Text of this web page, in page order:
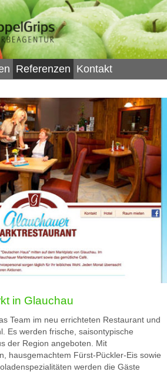
Referenzen Kontakt
in Glauchau
Team im neu errichteten Restaurant und
Es werden frische, saisontypische
der Region angeboten. Mit
hausgemachtem Fürst-Pückler-Eis sowie
werden die Gäste